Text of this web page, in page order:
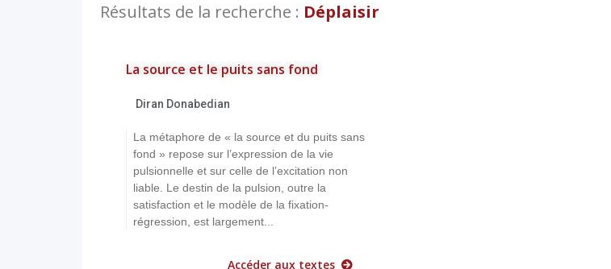
Résultats de la recherche : Déplaisir
La source et le puits sans fond
Diran Donabedian
La métaphore de « la source et du puits sans
fond » repose sur l’expression de la vie
pulsionnelle et sur celle de l’excitation non
liable. Le destin de la pulsion, outre la
satisfaction et le modèle de la fixation-
régression, est largement...
Accéder aux textes